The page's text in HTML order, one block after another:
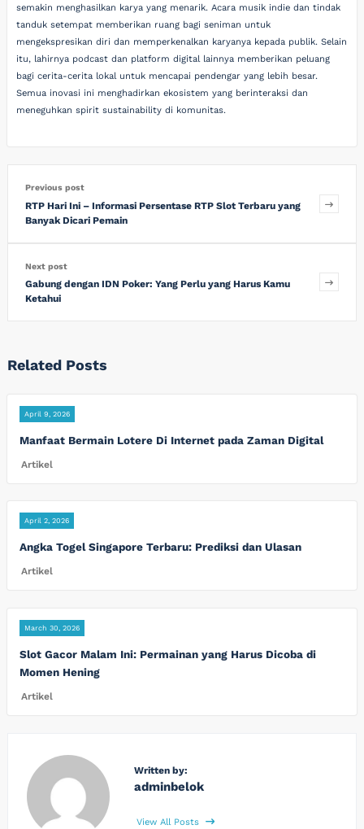
semakin menghasilkan karya yang menarik. Acara musik indie dan tindak
tanduk setempat memberikan ruang bagi seniman untuk
mengekspresikan diri dan memperkenalkan karyanya kepada publik. Selain
itu, lahirnya podcast dan platform digital lainnya memberikan peluang
bagi cerita-cerita lokal untuk mencapai pendengar yang lebih besar.
Semua inovasi ini menghadirkan ekosistem yang berinteraksi dan
meneguhkan spirit sustainability di komunitas.
Previous post
RTP Hari Ini – Informasi Persentase RTP Slot Terbaru yang
Banyak Dicari Pemain
Next post
Gabung dengan IDN Poker: Yang Perlu yang Harus Kamu
Ketahui
Related Posts
April 9, 2026
Manfaat Bermain Lotere Di Internet pada Zaman Digital
Artikel
April 2, 2026
Angka Togel Singapore Terbaru: Prediksi dan Ulasan
Artikel
March 30, 2026
Slot Gacor Malam Ini: Permainan yang Harus Dicoba di
Momen Hening
Artikel
Written by:
adminbelok
View All Posts